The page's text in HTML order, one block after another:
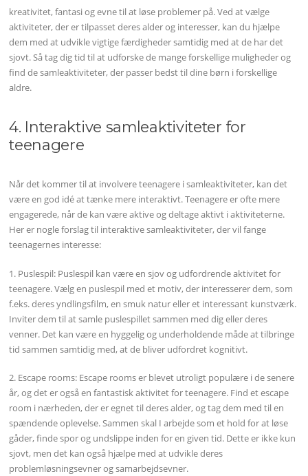
kreativitet, fantasi og evne til at løse problemer på. Ved at vælge
aktiviteter, der er tilpasset deres alder og interesser, kan du hjælpe
dem med at udvikle vigtige færdigheder samtidig med at de har det
sjovt. Så tag dig tid til at udforske de mange forskellige muligheder og
find de samleaktiviteter, der passer bedst til dine børn i forskellige
aldre.
4. Interaktive samleaktiviteter for
teenagere
Når det kommer til at involvere teenagere i samleaktiviteter, kan det
være en god idé at tænke mere interaktivt. Teenagere er ofte mere
engagerede, når de kan være aktive og deltage aktivt i aktiviteterne.
Her er nogle forslag til interaktive samleaktiviteter, der vil fange
teenagernes interesse:
1. Puslespil: Puslespil kan være en sjov og udfordrende aktivitet for
teenagere. Vælg en puslespil med et motiv, der interesserer dem, som
f.eks. deres yndlingsfilm, en smuk natur eller et interessant kunstværk.
Inviter dem til at samle puslespillet sammen med dig eller deres
venner. Det kan være en hyggelig og underholdende måde at tilbringe
tid sammen samtidig med, at de bliver udfordret kognitivt.
2. Escape rooms: Escape rooms er blevet utroligt populære i de senere
år, og det er også en fantastisk aktivitet for teenagere. Find et escape
room i nærheden, der er egnet til deres alder, og tag dem med til en
spændende oplevelse. Sammen skal I arbejde som et hold for at løse
gåder, finde spor og undslippe inden for en given tid. Dette er ikke kun
sjovt, men det kan også hjælpe med at udvikle deres
problemløsningsevner og samarbejdsevner.